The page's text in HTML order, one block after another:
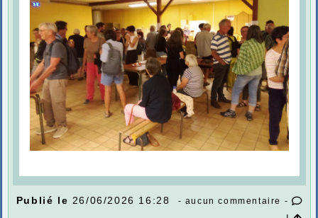
Publié le 26/06/2026 16:28 - aucun commentaire -